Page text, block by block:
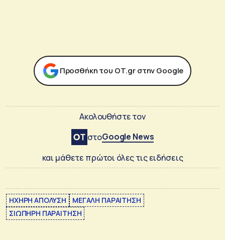
Προσθήκη του ΟΤ.gr στην Google
Ακολουθήστε τον
στοGoogle News
και μάθετε πρώτοι όλες τις ειδήσεις
ΗΧΗΡΗ ΑΠΟΛΥΣΗ
ΜΕΓΑΛΗ ΠΑΡΑΙΤΗΣΗ
ΣΙΩΠΗΡΗ ΠΑΡΑΙΤΗΣΗ